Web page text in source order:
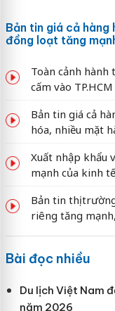
Bản tin giá cả
đồng loạt tăng
Toàn cảnh
cấm vào TP.HCM
Bản tin giá cả
hóa, nhiều mặt
Xuất nhập khẩu
mạnh của kinh
Bản tin thị
riêng tăng
Bài đọc nhiều
Du lịch Việt Nam
năm 2026